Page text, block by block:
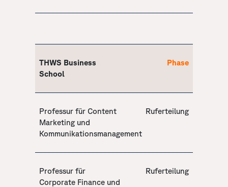
THWS Business
School
Phase
Professur für Content
Marketing und
Kommunikationsmanagement
Ruferteilung
Professur für
Corporate Finance und
Ruferteilung